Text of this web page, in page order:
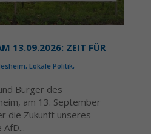
13.09.2026: ZEIT FÜR
, Lokale Politik,
Bürger des
am 13. September
die Zukunft unseres